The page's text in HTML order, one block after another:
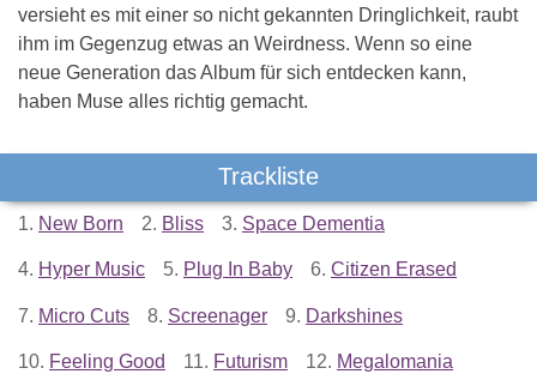
versieht es mit einer so nicht gekannten Dringlichkeit, raubt
ihm im Gegenzug etwas an Weirdness. Wenn so eine
neue Generation das Album für sich entdecken kann,
haben Muse alles richtig gemacht.
Trackliste
1. New Born 2. Bliss 3. Space Dementia
4. Hyper Music 5. Plug In Baby 6. Citizen Erased
7. Micro Cuts 8. Screenager 9. Darkshines
10. Feeling Good 11. Futurism 12. Megalomania